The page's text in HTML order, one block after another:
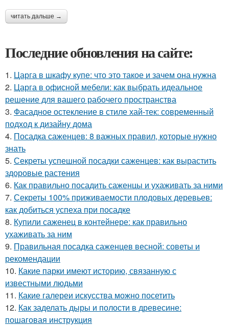
читать дальше →
Последние обновления на сайте:
1. Царга в шкафу купе: что это такое и зачем она нужна
2. Царга в офисной мебели: как выбрать идеальное
решение для вашего рабочего пространства
3. Фасадное остекление в стиле хай-тек: современный
подход к дизайну дома
4. Посадка саженцев: 8 важных правил, которые нужно
знать
5. Секреты успешной посадки саженцев: как вырастить
здоровые растения
6. Как правильно посадить саженцы и ухаживать за ними
7. Секреты 100% приживаемости плодовых деревьев:
как добиться успеха при посадке
8. Купили саженец в контейнере: как правильно
ухаживать за ним
9. Правильная посадка саженцев весной: советы и
рекомендации
10. Какие парки имеют историю, связанную с
известными людьми
11. Какие галереи искусства можно посетить
12. Как заделать дыры и полости в древесине:
пошаговая инструкция